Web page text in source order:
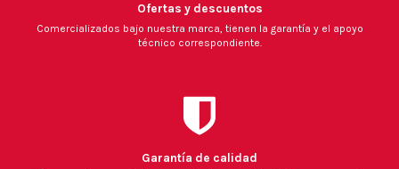
Ofertas y descuentos
Comercializados bajo nuestra marca, tienen la garantía y el apoyo
técnico correspondiente.
Garantía de calidad